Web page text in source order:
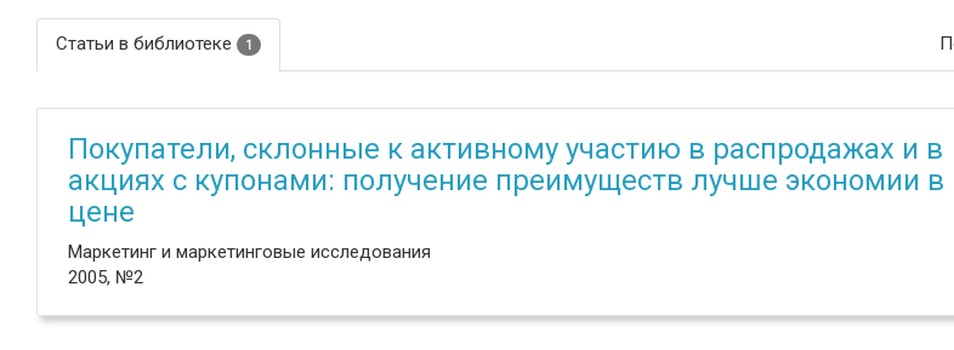
Статьи в библиотеке 1
Покупатели, склонные к активному участию в распродажах и в
акциях с купонами: получение преимуществ лучше экономии в
цене
Маркетинг и маркетинговые исследования
2005, №2